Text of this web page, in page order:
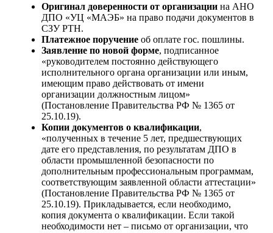
Оригинал доверенности от организации на АНО
ДПО «УЦ «МАЭБ» на право подачи документов в
СЗУ РТН.
Платежное поручение об оплате гос. пошлины.
Заявление по новой форме, подписанное
«руководителем постоянно действующего
исполнительного органа организации или иным,
имеющим право действовать от имени
организации должностным лицом»
(Постановление Правительства РФ № 1365 от
25.10.19).
Копии документов о квалификации,
«полученных в течение 5 лет, предшествующих
дате его представления, по результатам ДПО в
области промышленной безопасности по
дополнительным профессиональным программам,
соответствующим заявленной области аттестации»
(Постановление Правительства РФ № 1365 от
25.10.19). Прикладывается, если необходимо,
копия документа о квалификации. Если такой
необходимости нет – письмо от организации, что